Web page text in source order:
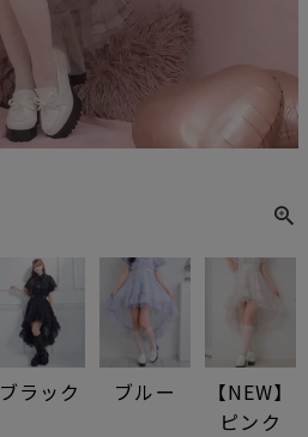
ブラック ブルー
【NEW】
ピンク